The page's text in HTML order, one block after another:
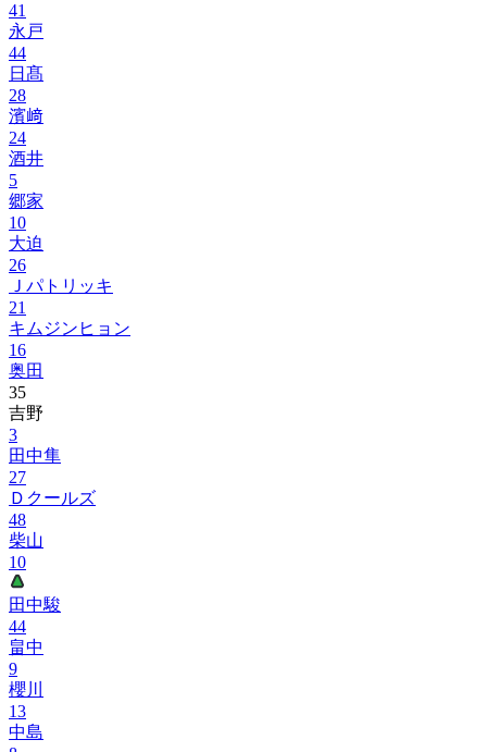
41
永戸
44
日髙
28
濱﨑
24
酒井
5
郷家
10
大迫
26
Ｊパトリッキ
21
キムジンヒョン
16
奥田
35
吉野
3
田中隼
27
Ｄクールズ
48
柴山
10
田中駿
44
畠中
9
櫻川
13
中島